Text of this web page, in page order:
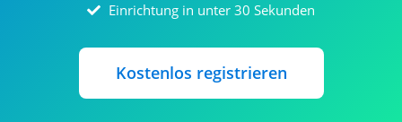
Einrichtung in unter 30 Sekunden
Kostenlos registrieren